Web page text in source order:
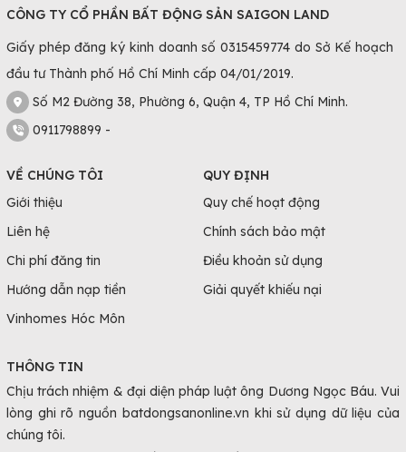
CÔNG TY CỔ PHẦN BẤT ĐỘNG SẢN SAIGON LAND
Giấy phép đăng ký kinh doanh số 0315459774 do Sở Kế hoạch
đầu tư Thành phố Hồ Chí Minh cấp 04/01/2019.
Số M2 Đường 38, Phường 6, Quận 4, TP Hồ Chí Minh.
0911798899 -
VỀ CHÚNG TÔI
Giới thiệu
Liên hệ
Chi phí đăng tin
Hướng dẫn nạp tiền
Vinhomes Hóc Môn
QUY ĐỊNH
Quy chế hoạt động
Chính sách bảo mật
Điều khoản sử dụng
Giải quyết khiếu nại
THÔNG TIN
Chịu trách nhiệm & đại diện pháp luật ông Dương Ngọc Báu. Vui
lòng ghi rõ nguồn batdongsanonline.vn khi sử dụng dữ liệu của
chúng tôi.